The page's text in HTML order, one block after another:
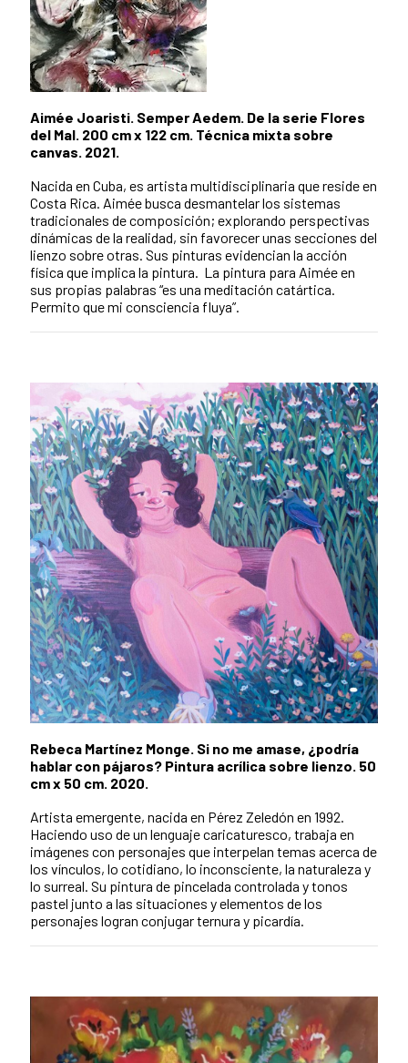
Aimée Joaristi. Semper Aedem. De la serie Flores
del Mal. 200 cm x 122 cm. Técnica mixta sobre
canvas. 2021.
Nacida en Cuba, es artista multidisciplinaria que reside en
Costa Rica. Aimée busca desmantelar los sistemas
tradicionales de composición; explorando perspectivas
dinámicas de la realidad, sin favorecer unas secciones del
lienzo sobre otras. Sus pinturas evidencian la acción
física que implica la pintura. La pintura para Aimée en
sus propias palabras “es una meditación catártica.
Permito que mi consciencia fluya”.
Rebeca Martínez Monge. Si no me amase, ¿podría
hablar con pájaros? Pintura acrílica sobre lienzo. 50
cm x 50 cm. 2020.
Artista emergente, nacida en Pérez Zeledón en 1992.
Haciendo uso de un lenguaje caricaturesco, trabaja en
imágenes con personajes que interpelan temas acerca de
los vínculos, lo cotidiano, lo inconsciente, la naturaleza y
lo surreal. Su pintura de pincelada controlada y tonos
pastel junto a las situaciones y elementos de los
personajes logran conjugar ternura y picardía.